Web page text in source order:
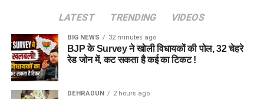
LATEST TRENDING VIDEOS
BIG NEWS 32 minutes ago
BJP के Survey ने खोली विधायकों की पोल, 32 चेहरे
रेड जोन में, कट सकता है कई का टिकट !
DEHRADUN 2 hours ago